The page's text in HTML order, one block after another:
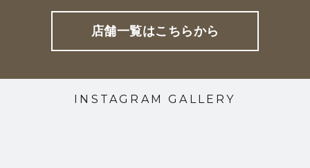
店舗一覧はこちらから
INSTAGRAM GALLERY